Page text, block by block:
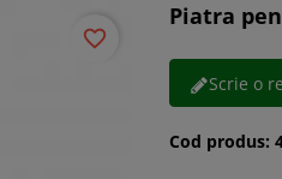
favorite_border
Piatra
Scrie o
Cod produs: